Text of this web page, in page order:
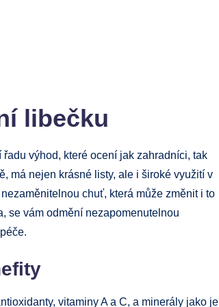
libečku
výhod, které ocení jak zahradníci, tak
má nejen krásné listy, ale i široké využití v
chuť, která může změnit i to
se vám odmění nezapomenutelnou
vitaminy A a C, a minerály jako je